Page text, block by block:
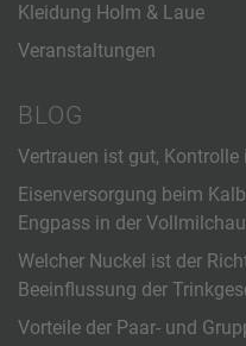
Kleidung Holm & Laue
Veranstaltungen
BLOG
Vertrauen ist gut, Kontrolle
Eisenversorgung beim
Engpass in der
Welcher Nuckel ist der
Beeinflussung der
Vorteile der Paar- und